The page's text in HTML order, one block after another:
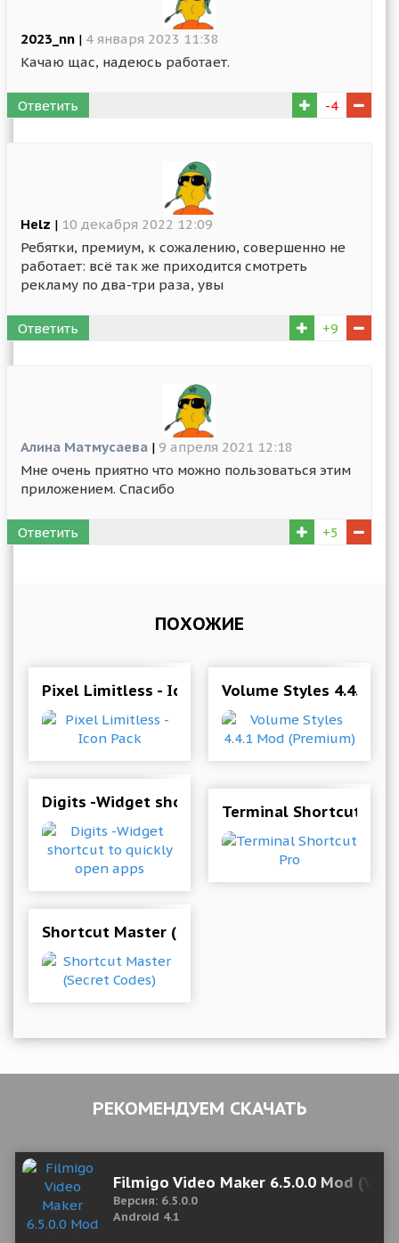
2023_nn | 4 января 2023 11:38
Качаю щас, надеюсь работает.
Ответить -4
Helz | 10 декабря 2022 12:09
Ребятки, премиум, к сожалению, совершенно не
работает: всё так же приходится смотреть
рекламу по два-три раза, увы
Ответить +9
Алина Матмусаева | 9 апреля 2021 12:18
Мне очень приятно что можно пользоваться этим
приложением. Спасибо
Ответить +5
ПОХОЖИЕ
Pixel Limitless - Icon PackVolume Styles 4.4.1
Digits -Widget shortcut to quickly open apps
Terminal Shortcut Pro
Shortcut Master (Secret Codes)
РЕКОМЕНДУЕМ СКАЧАТЬ
Filmigo Video Maker 6.5.0.0 Mod (Vip)
Версия: 6.5.0.0
Android 4.1